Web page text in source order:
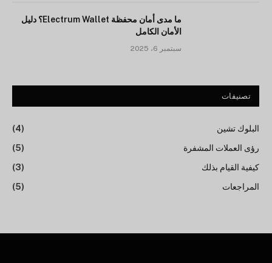
ما مدى أمان محفظة Electrum Wallet؟ دليل
الأمان الكامل
سبتمبر 6، 2025
تصنيفات
البلوك تشين
(4)
رؤى العملات المشفرة
(5)
كيفية القيام بذلك
(3)
المراجعات
(5)